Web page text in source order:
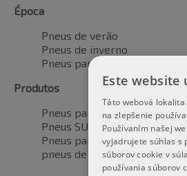
Época
Pneus de verão
Pneus de inverno
Pneus para todas as estações
Produtos
Pneus para automóveis
Pneus SUV / 4x4
Pneus para veículos de
pneus de motocicleta
Este website
Táto webová
na zlepšenie
Používaním našej
vyjadrujete súhlas s
súborov cookie v
používania súborov